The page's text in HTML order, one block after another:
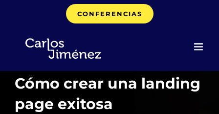
CONFERENCIAS
Cómo crear una landing
page exitosa